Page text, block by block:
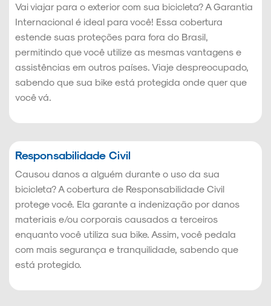
Vai viajar para o exterior com sua bicicleta? A Garantia
Internacional é ideal para você! Essa cobertura
estende suas proteções para fora do Brasil,
permitindo que você utilize as mesmas vantagens e
assistências em outros países. Viaje despreocupado,
sabendo que sua bike está protegida onde quer que
você vá.
Responsabilidade Civil
Causou danos a alguém durante o uso da sua
bicicleta? A cobertura de Responsabilidade Civil
protege você. Ela garante a indenização por danos
materiais e/ou corporais causados a terceiros
enquanto você utiliza sua bike. Assim, você pedala
com mais segurança e tranquilidade, sabendo que
está protegido.